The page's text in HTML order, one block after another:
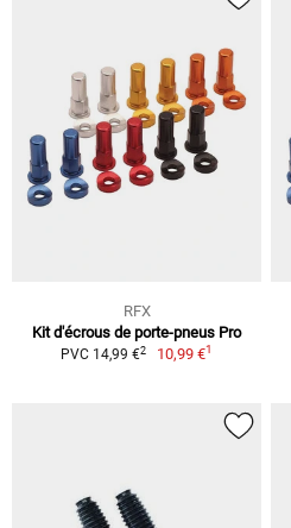
RFX
Kit d'écrous de porte-pneus Pro
PVC 14,99 €2 10,99 €1